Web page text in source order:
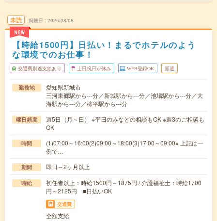
未読
NEW
掲載日 2026/08/08
【時給1500円】日払い！まるでホテルのよう
な環境でのお仕事！
交通費別途支給あり 土日祝日が休み WEB登録OK 派遣
勤務地
愛知県新城市
三河東郷駅から---分／新城駅から---分／池場駅から---分／大
海駅から---分／柿平駅から---分
曜日頻度
週5日（月～日） ※平日のみなどの相談もOK ※週3のご相談も
OK
時間
(1)07:00～16:00(2)09:00～18:00(3)17:00～09:00※ 上記は一
例で…
期間 即日～2ヶ月以上
時給
初任者以上：時給1500円～1875円 / 介護福祉士：時給1700
円～2125円 ■日払いOK
交通費
全額支給